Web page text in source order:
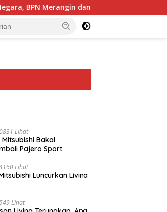
Merangin dan BRI Bangko Bangun Sinergi
Lihat
Bakal
Pajero Sport
Lihat
Luncurkan Livina
Lihat